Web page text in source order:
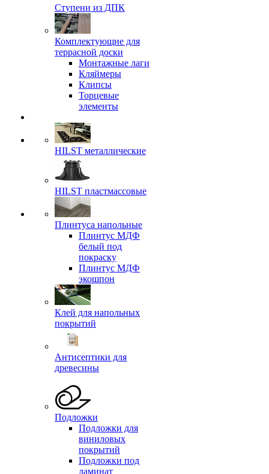
Ступени из ДПК
Комплектующие для
террасной доски
Монтажные лаги
Кляймеры
Клипсы
Торцевые
элементы
HILST металлические
HILST пластмассовые
Плинтуса напольные
Плинтус МДФ
белый под
покраску
Плинтус МДФ
экошпон
Клей для напольных
покрытий
Антисептики для
древесины
Подложки
Подложки для
виниловых
покрытий
Подложки под
ламинат